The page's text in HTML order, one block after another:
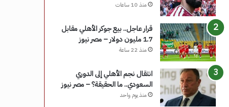
منذ 10 ساعات
قرار عاجل.. بيع جوكر الأهلي مقابل
1.7 مليون دولار – مصر نيوز
منذ 22 ساعة
انتقال نجم الأهلي إلى الدوري
السعودي.. ما الحقيقة؟ – مصر نيوز
منذ يوم واحد